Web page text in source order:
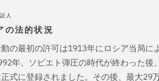
人
の法的状況
の最初の許可は1913年にロシア当局に
年、ソビエト弾圧の時代が終わった後
式に登録されました。その後、最大29